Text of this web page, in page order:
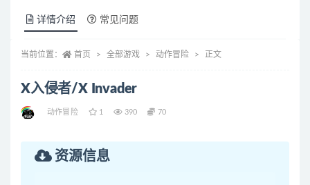
详情介绍 常见问题
当前位置： 首页 全部游戏 动作冒险 正文
X入侵者/X Invader
动作冒险 1 390 70
资源信息